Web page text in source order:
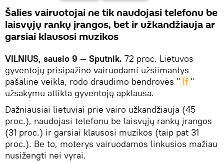
Šalies vairuotojai ne tik naudojasi telefonu be
laisvųjų rankų įrangos, bet ir užkandžiauja ar
garsiai klausosi muzikos
VILNIUS, sausio 9 ― Sputnik. 72 proc. Lietuvos
gyventojų prisipažino vairuodami užsiimantys
pašaline veikla, rodo draudimo bendrovės " If "
užsakymu atlikta gyventojų apklausa.
Dažniausiai lietuviai prie vairo užkandžiauja (45
proc.), naudojasi telefonu be laisvųjų rankų įrangos
(31 proc.) ir garsiai klausosi muzikos (taip pat 31
proc.). Be to, moterys vairuodamos linkusios mažiau
nusižengti nei vyrai.